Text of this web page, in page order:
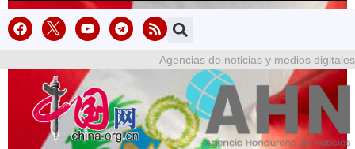
Agencias de noticias y medios digitales